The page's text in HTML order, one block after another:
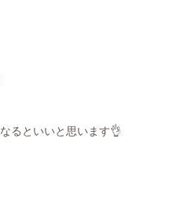
るといいと思います👌